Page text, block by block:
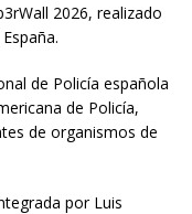
2026, realizado
de Policía española
de Policía,
de organismos de
por Luis